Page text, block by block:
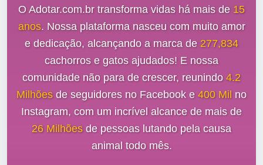
O Adotar.com.br transforma vidas há mais de 15
anos. Nossa plataforma nasceu com muito amor
e dedicação, alcançando a marca de 277,834
cachorros e gatos ajudados! E nossa
comunidade não para de crescer, reunindo 4.2
Milhõesde seguidores no Facebook e 400 Mil no
Instagram, com um incrível alcance de mais de
26 Milhõesde pessoas lutando pela causa
animal todo mês.